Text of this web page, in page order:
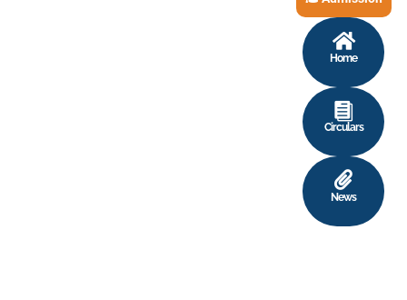
Home
Circulars
News